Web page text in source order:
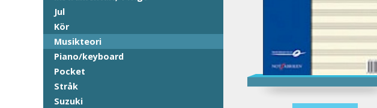
Jul
Kör
Musikteori
Piano/keyboard
Pocket
Stråk
Suzuki